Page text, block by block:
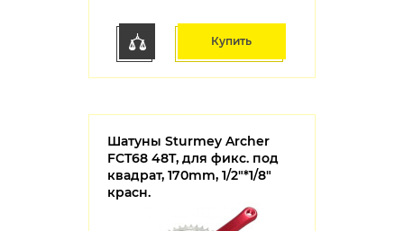
Купить
Шатуны Sturmey Archer
FCT68 48T, для фикс. под
квадрат, 170mm, 1/2"*1/8"
красн.